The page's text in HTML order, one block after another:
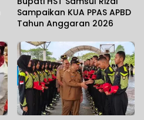
Sampaikan KUA PPAS APBD
Tahun Anggaran 2026